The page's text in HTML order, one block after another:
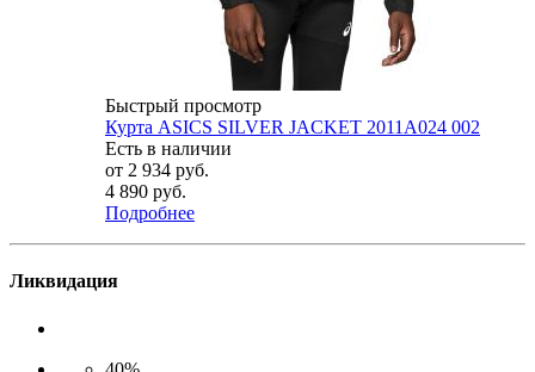
Быстрый просмотр
Курта ASICS SILVER JACKET 2011A024 002
Есть в наличии
от 2 934 руб.
4 890 руб.
Подробнее
Ликвидация